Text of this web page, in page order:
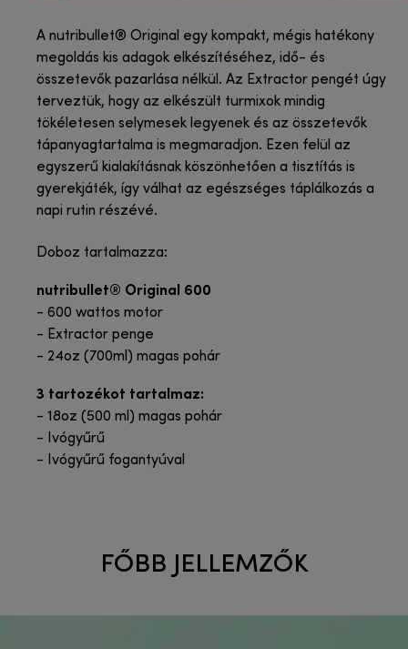
A nutribullet® Original egy kompakt, mégis hatékony
megoldás kis adagok elkészítéséhez, idő- és
összetevők pazarlása nélkül. Az Extractor pengét úgy
terveztük, hogy az elkészült turmixok mindig
tökéletesen selymesek legyenek és az összetevők
tápanyagtartalma is megmaradjon. Ezen felül az
egyszerű kialakításnak köszönhetően a tisztítás is
gyerekjáték, így válhat az egészséges táplálkozás a
napi rutin részévé.
Doboz tartalmazza:
nutribullet® Original 600
- 600 wattos motor
- Extractor penge
- 24oz (700ml) magas pohár
3 tartozékot tartalmaz:
- 18oz (500 ml) magas pohár
- Ivógyűrű
- Ivógyűrű fogantyúval
FŐBB JELLEMZŐK